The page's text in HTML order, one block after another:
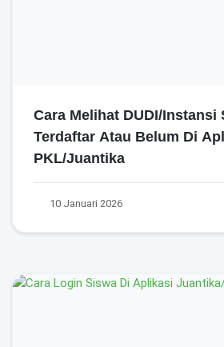
Cara Melihat DUDI/Instansi
Terdaftar Atau Belum Di
PKL/Juantika
10 Januari 2026